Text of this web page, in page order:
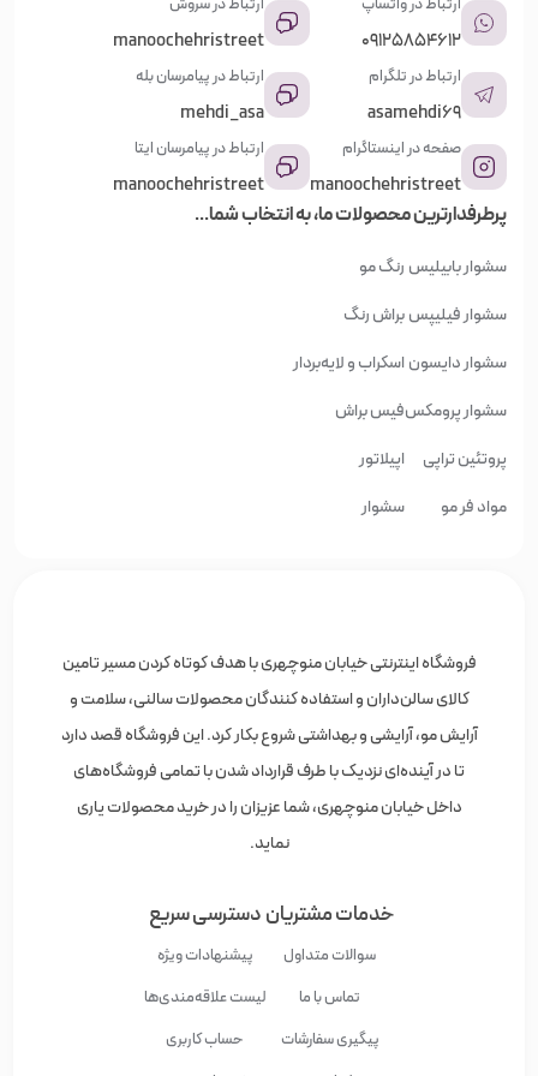
هر کدام از گروه‌ها، نتوع بسیاری از اجناس را مشاهده کنید; و
بصورت آنلاین سفارش دهید و در نهایت از خرید خود مطمئن
باشید.
برای مطلع شدن از اتفاقات جدید به
صفحهاینستاگرامما مراجعه نمایید
09125854612
ارتباط در تلگرام
asamehdi69
صفحه در اینستاگرام
manoochehristreet
manoochehristreet
ارتباط در پیامرسان بله
mehdi_asa
ارتباط در پیامرسان ایتا
manoochehristreet
پرطرفدارترین محصولات ما، به انتخاب شما...
سشوار بابیلیس
سشوار فیلیپس
سشوار دایسون
سشوار پرومکس
پروتئین تراپی
مواد فر مو
رنگ مو
براش رنگ
اسکراب و لایه‌بردار
فیس براش
اپیلاتور
سشوار
فروشگاه اینترنتی خیابان منوچهری با هدف کوتاه کردن مسیر تامین
کالای سالن‌داران و استفاده کنندگان محصولات سالنی، سلامت و
آرایش مو، آرایشی و بهداشتی شروع بکار کرد. این فروشگاه قصد دارد
تا در آینده‌ای نزدیک با طرف قرارداد شدن با تمامی فروشگاه‌های
داخل خیابان منوچهری، شما عزیزان را در خرید محصولات یاری
نماید.
خدمات مشتریان
سوالات متداول
تماس با ما
پیگیری سفارشات
دسترسی سریع
پیشنهادات ویژه
لیست علاقه‌مندی‌ها
حساب کاربری